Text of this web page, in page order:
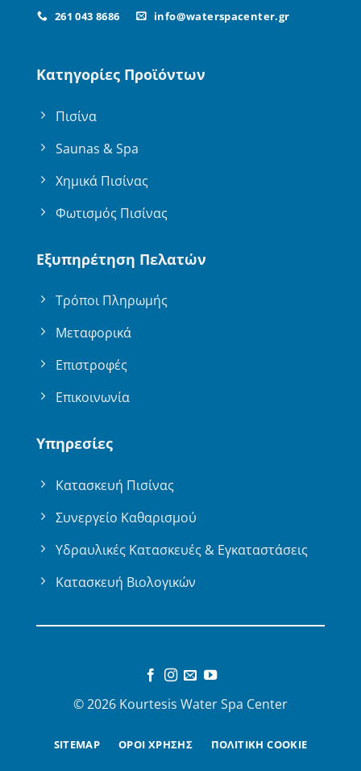
261 043 8686 info@waterspacenter.gr
Κατηγορίες Προϊόντων
Πισίνα
Saunas & Spa
Χημικά Πισίνας
Φωτισμός Πισίνας
Εξυπηρέτηση Πελατών
Τρόποι Πληρωμής
Μεταφορικά
Επιστροφές
Επικοινωνία
Υπηρεσίες
Κατασκευή Πισίνας
Συνεργείο Καθαρισμού
Υδραυλικές Κατασκευές & Εγκαταστάσεις
Κατασκευή Βιολογικών
© 2026 Kourtesis Water Spa Center
SITEMAP ΟΡΟΙ ΧΡΗΣΗΣ ΠΟΛΙΤΙΚΗ COOKIE